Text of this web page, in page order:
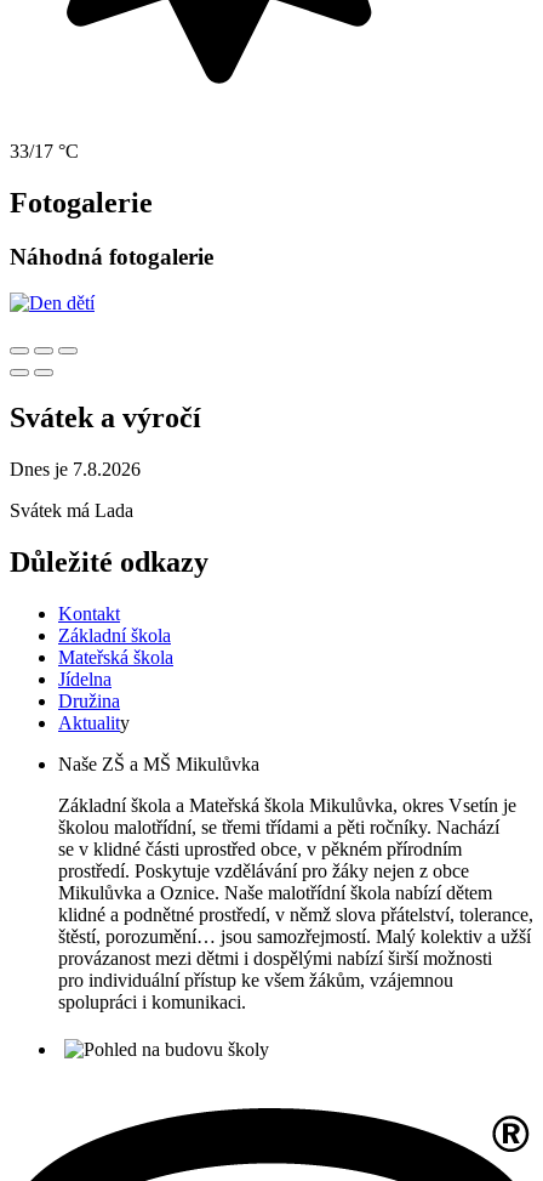
33/17 °C
Fotogalerie
Náhodná fotogalerie
Svátek a výročí
Dnes je 7.8.2026
Svátek má Lada
Důležité odkazy
Kontakt
Základní škola
Mateřská škola
Jídelna
Družina
Aktuality
Naše ZŠ a MŠ Mikulůvka
Základní škola a Mateřská škola Mikulůvka, okres Vsetín je
školou malotřídní, se třemi třídami a pěti ročníky. Nachází
se v klidné části uprostřed obce, v pěkném přírodním
prostředí. Poskytuje vzdělávání pro žáky nejen z obce
Mikulůvka a Oznice. Naše malotřídní škola nabízí dětem
klidné a podnětné prostředí, v němž slova přátelství, tolerance,
štěstí, porozumění… jsou samozřejmostí. Malý kolektiv a užší
provázanost mezi dětmi i dospělými nabízí širší možnosti
pro individuální přístup ke všem žákům, vzájemnou
spolupráci i komunikaci.